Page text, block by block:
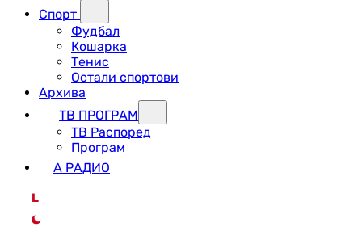
Спорт
Фудбал
Кошарка
Тенис
Остали спортови
Архива
ТВ ПРОГРАМ
ТВ Распоред
Програм
А РАДИО
L